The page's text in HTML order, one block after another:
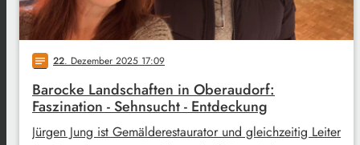
notes 22. Dezember 2025 17:09
Barocke Landschaften in Oberaudorf:
Faszination - Sehnsucht - Entdeckung
Jürgen Jung ist Gemälderestaurator und gleichzeitig Leiter